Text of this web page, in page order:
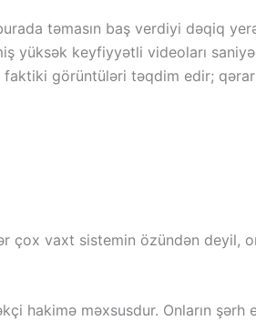
təmasın baş verdiyi dəqiq
yüksək keyfiyyətli videoları
görüntüləri təqdim edir;
çox vaxt sistemin özündən deyil,
hakimə məxsusdur. Onların